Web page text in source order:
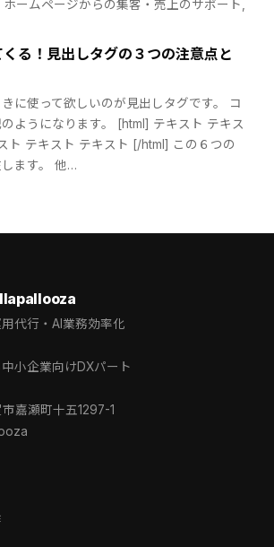
ホームページからの集客・売上のサポート,
る！見出しタグの３つの注意点と
に使って欲しいのが見出しタグです。 コ
ようになります。 [html] テキスト テキス
ト テキスト テキスト [/html] この６つの
ます。 他…
代行・AI業務効率化
小企業向けDXパート
嘉瀬町十五1297-1